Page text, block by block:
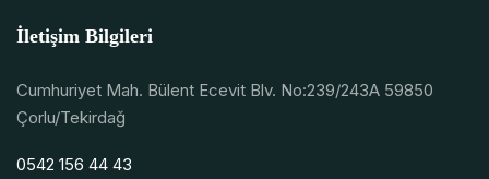
İletişim Bilgileri
Cumhuriyet Mah. Bülent Ecevit Blv. No:239/243A 59850
Çorlu/Tekirdağ
0542 156 44 43